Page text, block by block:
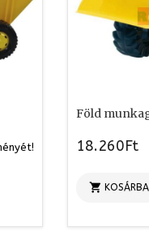
Föld
18.260Ft
 KOSÁRBA